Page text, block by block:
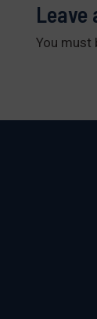
Leave
You must